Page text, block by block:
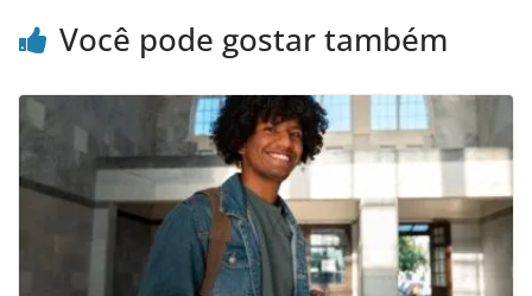
Você pode gostar também